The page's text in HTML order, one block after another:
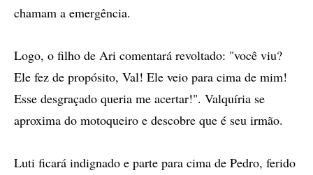
chamam a emergência.
Logo, o filho de Ari comentará revoltado: "você viu?
Ele fez de propósito, Val! Ele veio para cima de mim!
Esse desgraçado queria me acertar!". Valquíria se
aproxima do motoqueiro e descobre que é seu irmão.
Luti ficará indignado e parte para cima de Pedro, ferido